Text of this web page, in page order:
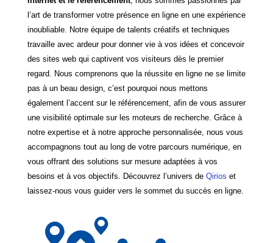
l’art de transformer votre présence en ligne en une expérience
inoubliable. Notre équipe de talents créatifs et techniques
travaille avec ardeur pour donner vie à vos idées et concevoir
des sites web qui captivent vos visiteurs dès le premier
regard. Nous comprenons que la réussite en ligne ne se limite
pas à un beau design, c’est pourquoi nous mettons
également l’accent sur le référencement, afin de vous assurer
une visibilité optimale sur les moteurs de recherche. Grâce à
notre expertise et à notre approche personnalisée, nous vous
accompagnons tout au long de votre parcours numérique, en
vous offrant des solutions sur mesure adaptées à vos
besoins et à vos objectifs. Découvrez l’univers de Qirios et
laissez-nous vous guider vers le sommet du succès en ligne.